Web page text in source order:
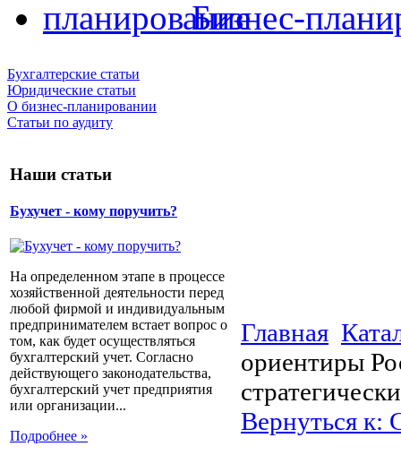
Бизнес-
Бухгалтерские статьи
Юридические статьи
О бизнес-планировании
Статьи по аудиту
Наши статьи
Бухучет - кому поручить?
На определенном этапе в процессе
хозяйственной деятельности перед
любой фирмой и индивидуальным
предпринимателем встает вопрос о
том, как будет осуществляться
бухгалтерский учет. Согласно
действующего законодательства,
бухгалтерский учет предприятия
или организации...
Подробнее »
Главная
ориентиры
Вернуться к: